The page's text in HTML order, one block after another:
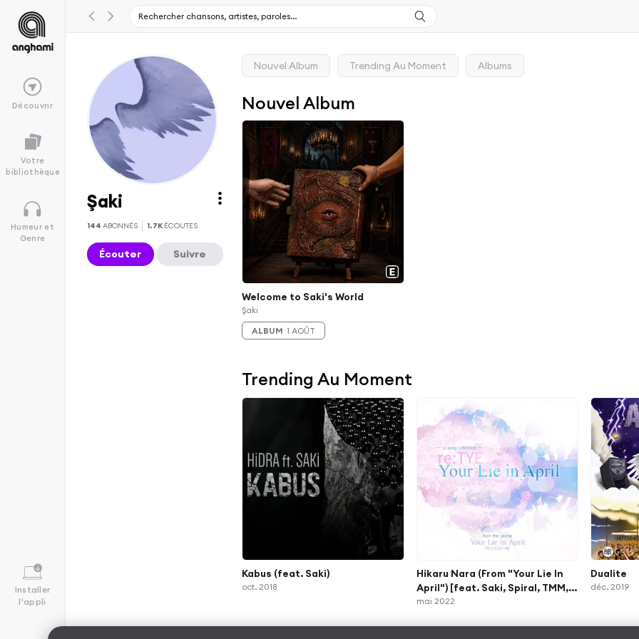
Découvrir
Votre
bibliothèque
Humeur et
Genre
Installer
l'appli
Şaki
144 ABONNÉS 1.7K ÉCOUTES
Écouter Suivre
Nouvel Album Trending Au Moment Albums
Nouvel Album
Welcome to Saki's World
Şaki
ALBUM 1 AOÛT
Trending Au Moment
Kabus (feat. Saki)
oct. 2018
Hikaru Nara (From "Your Lie In
April") [feat. Saki, Spiral, TMM,
Angela, Jefferz, Rachellular,
mai 2022
Dualite
déc. 2019